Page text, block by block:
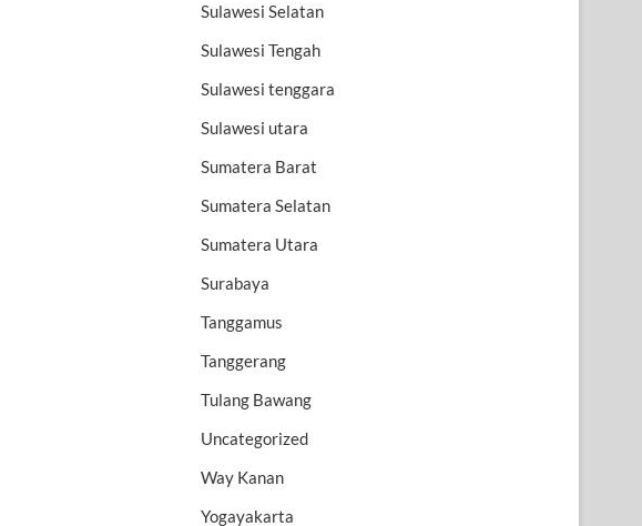
Sulawesi Selatan
Sulawesi Tengah
Sulawesi tenggara
Sulawesi utara
Sumatera Barat
Sumatera Selatan
Sumatera Utara
Surabaya
Tanggamus
Tanggerang
Tulang Bawang
Uncategorized
Way Kanan
Yogayakarta